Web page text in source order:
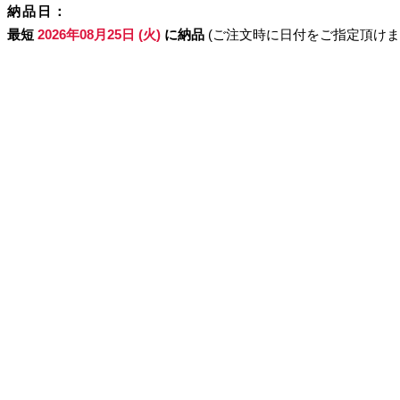
納品日：
最短 2026年08月25日 (火) に納品 (ご注文時に日付をご指定頂け